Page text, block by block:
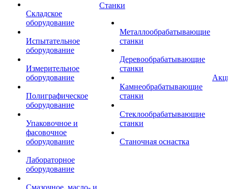
Складское
оборудование
Испытательное
оборудование
Измерительное
оборудование
Полиграфическое
оборудование
Упаковочное и
фасовочное
оборудование
Лабораторное
оборудование
Смазочное, масло- и
Станки
Металлообрабатывающие
станки
Деревообрабатывающие
станки
Камнеобрабатывающие
станки
Стеклообрабатывающие
станки
Станочная оснастка